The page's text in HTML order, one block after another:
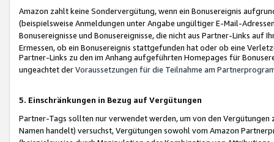
Amazon zahlt keine Sondervergütung, wenn ein Bonusereignis
(beispielsweise Anmeldungen unter Angabe ungültiger E-Mail-
Bonusereignisse und Bonusereignisse, die nicht aus Partner-Links auf
Ermessen, ob ein Bonusereignis stattgefunden hat oder ob eine
Partner-Links zu den im Anhang aufgeführten Homepages für
ungeachtet derVoraussetzungen für die Teilnahme am
5. Einschränkungen in Bezug auf Vergütungen
Partner-Tags sollten nur verwendet werden, um von den
Namen handelt) versuchst, Vergütungen sowohl vom Amazon